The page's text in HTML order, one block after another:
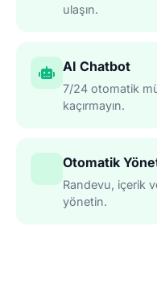
ulaşın.
AI Chatbot
7/24 otomatik
kaçırmayın.
Otomatik
Randevu, içerik
yönetin.